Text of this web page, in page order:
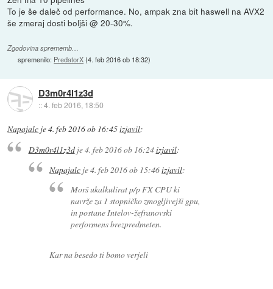
To je še daleč od performance. No, ampak zna bit haswell na AVX2
še zmeraj dosti boljši @ 20-30%.
Zgodovina sprememb…
spremenilo: PredatorX(4. feb 2016 ob 18:32)
D3m0r4l1z3d
::4. feb 2016, 18:50
Napajalc je4. feb 2016 ob 16:45izjavil:
D3m0r4l1z3dje4. feb 2016 ob 16:24izjavil:
Napajalc je4. feb 2016 ob 15:46izjavil:
Morš ukalkulirat p/p FX CPU ki
navrže za 1 stopničko zmogljivejši gpu,
in postane Intelov-žefranovski
performens brezpredmeten.
Kar na besedo ti bomo verjeli